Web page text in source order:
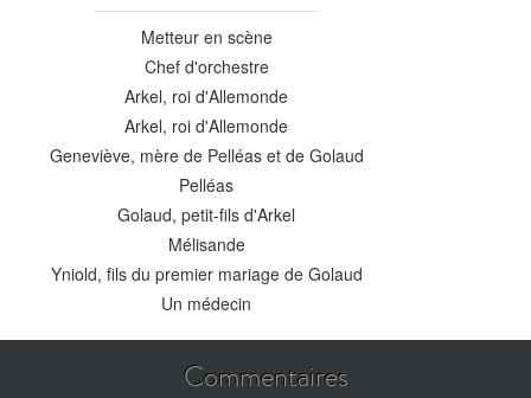
Metteur en scène
Chef d'orchestre
Arkel, roi d'Allemonde
Arkel, roi d'Allemonde
Geneviève, mère de Pelléas et de Golaud
Pelléas
Golaud, petit-fils d'Arkel
Mélisande
Yniold, fils du premier mariage de Golaud
Un médecin
Commentaires